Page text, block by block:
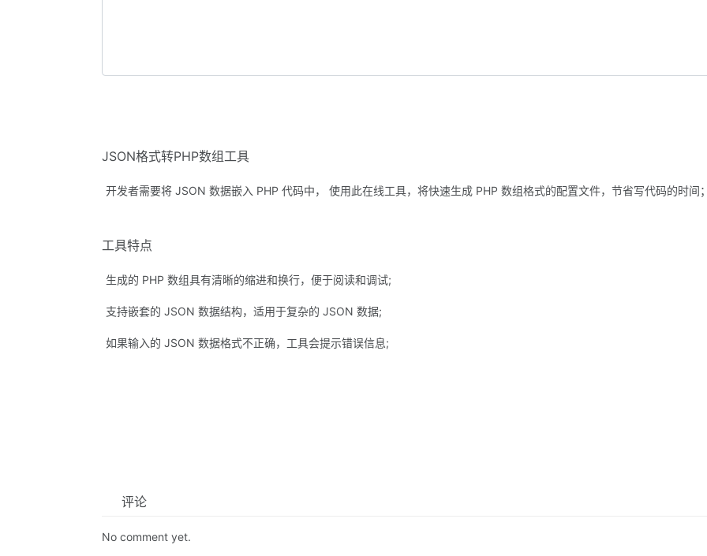
JSON格式转PHP数组工具
开发者需要将 JSON 数据嵌入 PHP 代码中， 使用此在线工具，将快速生成 PHP 数组格式的配置文件，节省写代码的时间
工具特点
生成的 PHP 数组具有清晰的缩进和换行，便于阅读和调试;
支持嵌套的 JSON 数据结构，适用于复杂的 JSON 数据;
如果输入的 JSON 数据格式不正确，工具会提示错误信息;
评论
No comment yet.